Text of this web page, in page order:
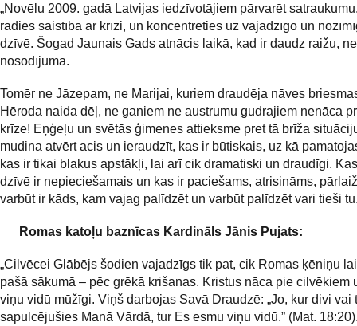
„Novēlu 2009. gadā Latvijas iedzīvotājiem pārvarēt
radies saistībā ar krīzi, un koncentrēties uz vajadzīgo un
dzīvē. Šogad Jaunais Gads atnācis laikā, kad ir daudz raižu,
nosodījuma.
Tomēr ne Jāzepam, ne Marijai, kuriem draudēja nāves
Hēroda naida dēļ, ne ganiem ne austrumu gudrajiem nenāca
krīze! Eņģeļu un svētās ģimenes attieksme pret tā brīža
mudina atvērt acis un ieraudzīt, kas ir būtiskais, uz kā
kas ir tikai blakus apstākļi, lai arī cik dramatiski un draudīgi.
dzīvē ir nepieciešamais un kas ir paciešams, atrisināms,
varbūt ir kāds, kam vajag palīdzēt un varbūt palīdzēt vari tieši
Romas katoļu baznīcas Kardināls Jānis Pujats:
„Cilvēcei Glābējs šodien vajadzīgs tik pat, cik Romas ķēniņu
pašā sākumā – pēc grēkā krišanas. Kristus nāca pie cilvēkiem
viņu vidū mūžīgi. Viņš darbojas Savā Draudzē: „Jo, kur divi vai
sapulcējušies Manā Vārdā, tur Es esmu viņu vidū.” (Mat.